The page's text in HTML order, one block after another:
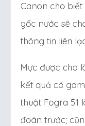
Canon cho
gốc nước sẽ
thông tin liên
Mực được cho
kết quả có
thuật Fogra 51
đoán trước;